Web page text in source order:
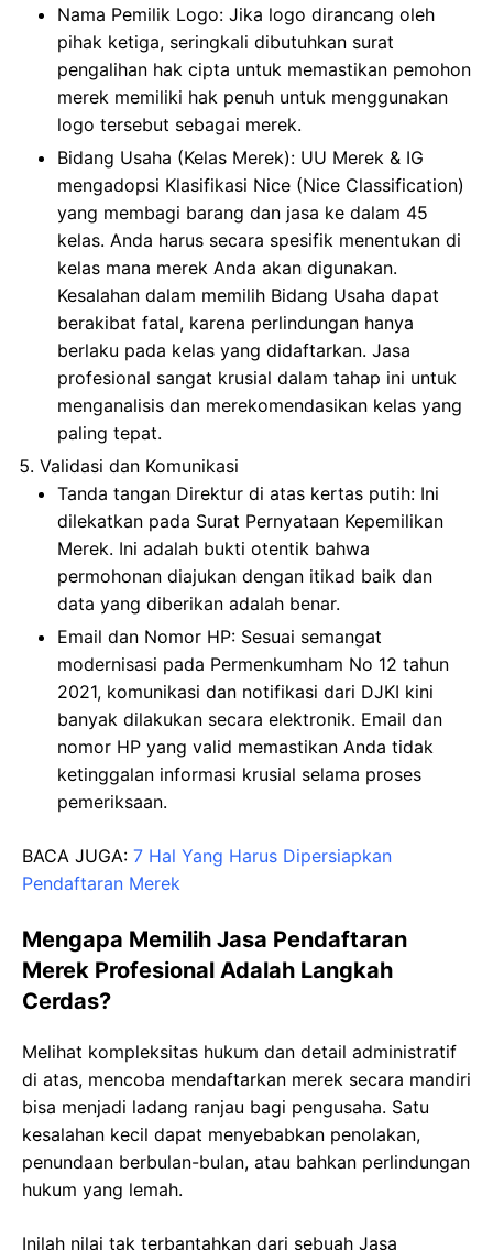
Nama Pemilik Logo: Jika logo dirancang oleh
pihak ketiga, seringkali dibutuhkan surat
pengalihan hak cipta untuk memastikan pemohon
merek memiliki hak penuh untuk menggunakan
logo tersebut sebagai merek.
Bidang Usaha (Kelas Merek): UU Merek & IG
mengadopsi Klasifikasi Nice (Nice Classification)
yang membagi barang dan jasa ke dalam 45
kelas. Anda harus secara spesifik menentukan di
kelas mana merek Anda akan digunakan.
Kesalahan dalam memilih Bidang Usaha dapat
berakibat fatal, karena perlindungan hanya
berlaku pada kelas yang didaftarkan. Jasa
profesional sangat krusial dalam tahap ini untuk
menganalisis dan merekomendasikan kelas yang
paling tepat.
Validasi dan Komunikasi
Tanda tangan Direktur di atas kertas putih: Ini
dilekatkan pada Surat Pernyataan Kepemilikan
Merek. Ini adalah bukti otentik bahwa
permohonan diajukan dengan itikad baik dan
data yang diberikan adalah benar.
Email dan Nomor HP: Sesuai semangat
modernisasi pada Permenkumham No 12 tahun
2021, komunikasi dan notifikasi dari DJKI kini
banyak dilakukan secara elektronik. Email dan
nomor HP yang valid memastikan Anda tidak
ketinggalan informasi krusial selama proses
pemeriksaan.
BACA JUGA: 7 Hal Yang Harus Dipersiapkan
Pendaftaran Merek
Mengapa Memilih Jasa Pendaftaran
Merek Profesional Adalah Langkah
Cerdas?
Melihat kompleksitas hukum dan detail administratif
di atas, mencoba mendaftarkan merek secara mandiri
bisa menjadi ladang ranjau bagi pengusaha. Satu
kesalahan kecil dapat menyebabkan penolakan,
penundaan berbulan-bulan, atau bahkan perlindungan
hukum yang lemah.
Inilah nilai tak terbantahkan dari sebuah Jasa